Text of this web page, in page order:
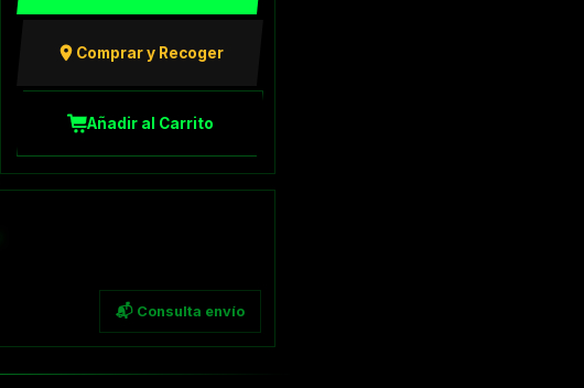
Comprar y Recoger
Añadir al Carrito
📬 Consulta envío